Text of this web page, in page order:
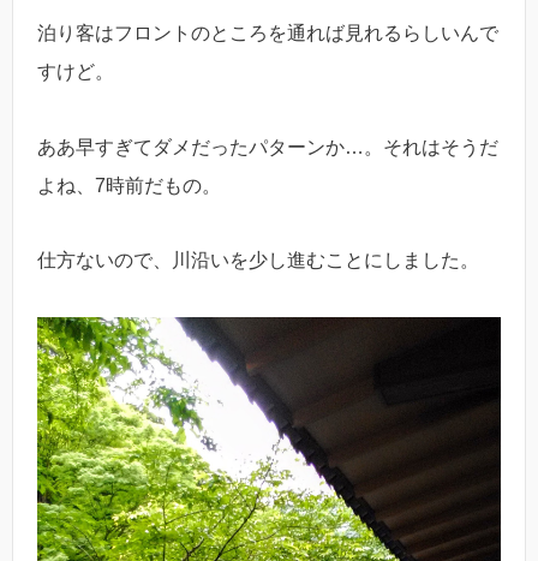
泊り客はフロントのところを通れば見れるらしいんで
すけど。
ああ早すぎてダメだったパターンか…。それはそうだ
よね、7時前だもの。
仕方ないので、川沿いを少し進むことにしました。